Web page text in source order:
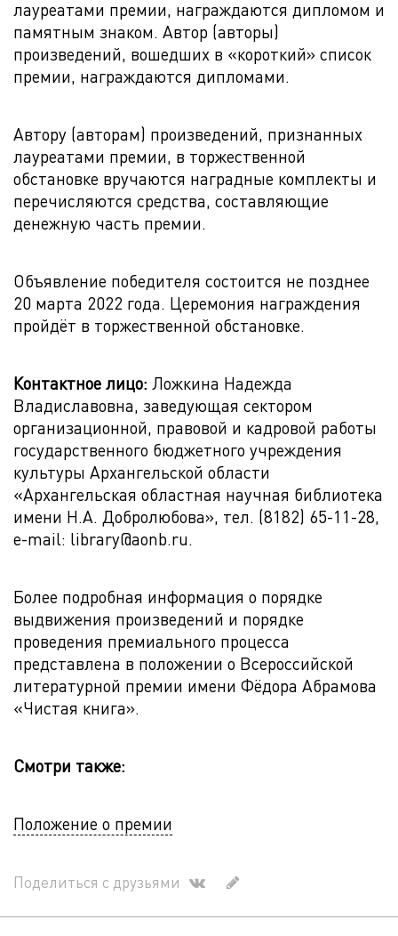
лауреатами премии, награждаются дипломом и
памятным знаком. Автор (авторы)
произведений, вошедших в «короткий» список
премии, награждаются дипломами.
Автору (авторам) произведений, признанных
лауреатами премии, в торжественной
обстановке вручаются наградные комплекты и
перечисляются средства, составляющие
денежную часть премии.
Объявление победителя состоится не позднее
20 марта 2022 года. Церемония награждения
пройдёт в торжественной обстановке.
Контактное лицо: Ложкина Надежда
Владиславовна, заведующая сектором
организационной, правовой и кадровой работы
государственного бюджетного учреждения
культуры Архангельской области
«Архангельская областная научная библиотека
имени Н.А. Добролюбова», тел. (8182) 65-11-28,
e-mail: library@aonb.ru.
Более подробная информация о порядке
выдвижения произведений и порядке
проведения премиального процесса
представлена в положении о Всероссийской
литературной премии имени Фёдора Абрамова
«Чистая книга».
Смотри также:
Положение о премии
Поделиться с друзьями